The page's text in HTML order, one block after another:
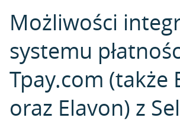
Możliwości
systemu
Tpay.com (także
oraz Elavon) z